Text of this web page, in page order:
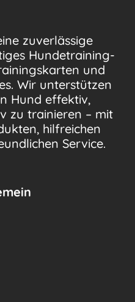
zuverlässige
Hundetraining-
und
Wir unterstützen
Hund effektiv,
zu trainieren – mit
hilfreichen
Service.